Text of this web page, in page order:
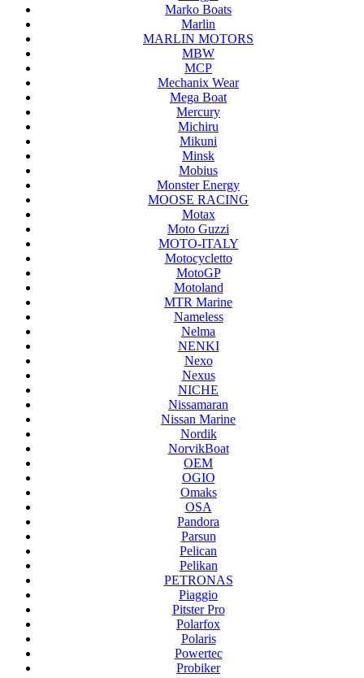
Marko Boats
Marlin
MARLIN MOTORS
MBW
MCP
Mechanix Wear
Mega Boat
Mercury
Michiru
Mikuni
Minsk
Mobius
Monster Energy
MOOSE RACING
Motax
Moto Guzzi
MOTO-ITALY
Motocycletto
MotoGP
Motoland
MTR Marine
Nameless
Nelma
NENKI
Nexo
Nexus
NICHE
Nissamaran
Nissan Marine
Nordik
NorvikBoat
OEM
OGIO
Omaks
OSA
Pandora
Parsun
Pelican
Pelikan
PETRONAS
Piaggio
Pitster Pro
Polarfox
Polaris
Powertec
Probiker